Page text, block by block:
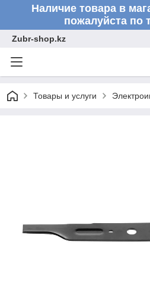
Наличие товара в
пожалуйста по
Zubr-shop.kz
Товары и услуги